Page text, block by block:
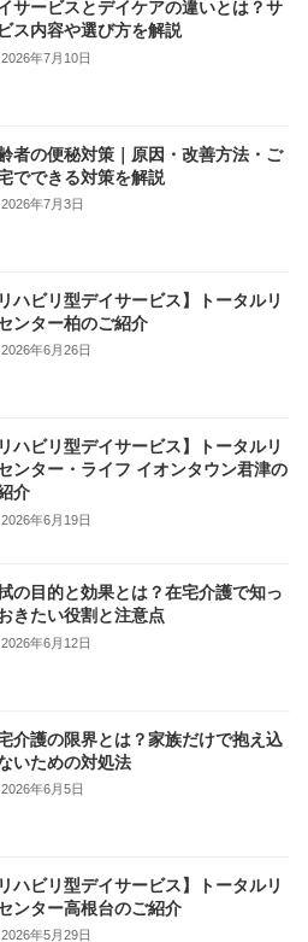
サービスとデイケアの違いとは？サ
ス内容や選び方を解説
2026年7月10日
者の便秘対策｜原因・改善方法・ご
でできる対策を解説
2026年7月3日
リハビリ型デイサービス】トータルリ
ンター柏のご紹介
2026年6月26日
リハビリ型デイサービス】トータルリ
ンター・ライフ イオンタウン君津の
介
2026年6月19日
の目的と効果とは？在宅介護で知っ
きたい役割と注意点
2026年6月12日
介護の限界とは？家族だけで抱え込
いための対処法
2026年6月5日
リハビリ型デイサービス】トータルリ
ンター高根台のご紹介
2026年5月29日